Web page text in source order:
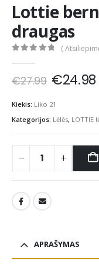
Lottie
draugas
(
€27.99 Original
was:
€27.99.
€24.98
Kiekis: Liko 21
Kategorijos: Lėlės, LOTTIE
APRAŠYMAS